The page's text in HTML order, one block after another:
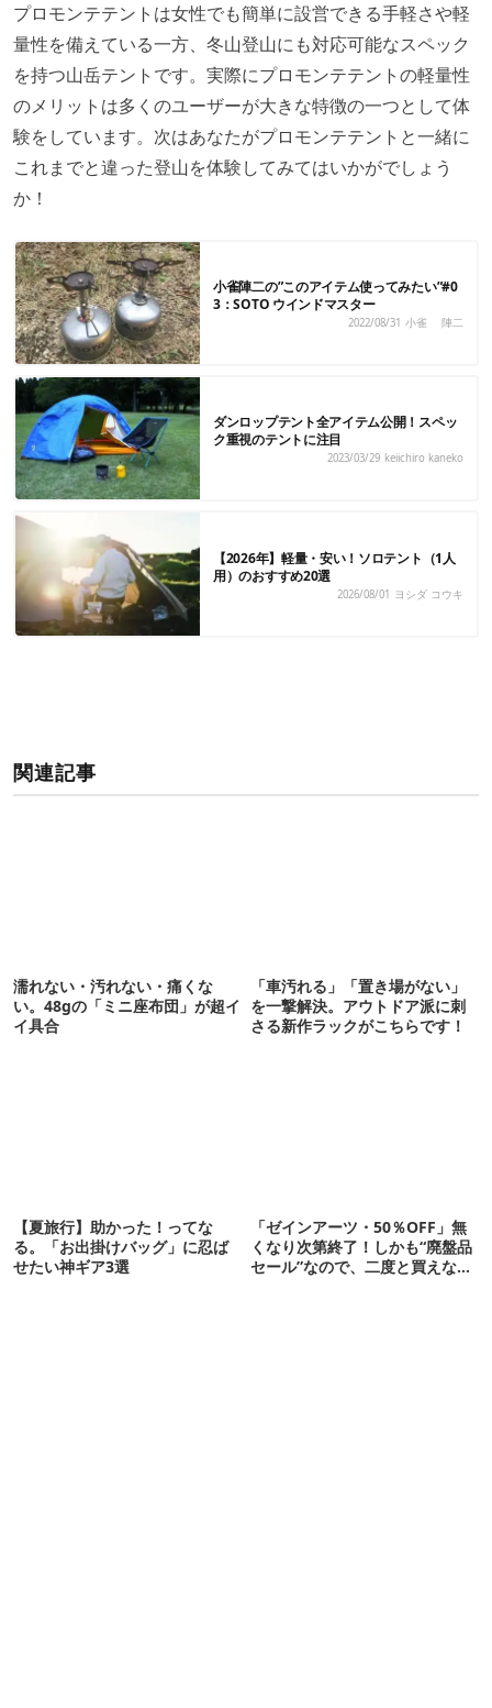
プロモンテテントは女性でも簡単に設営できる手軽さや軽
量性を備えている一方、冬山登山にも対応可能なスペック
を持つ山岳テントです。実際にプロモンテテントの軽量性
のメリットは多くのユーザーが大きな特徴の一つとして体
験をしています。次はあなたがプロモンテテントと一緒に
これまでと違った登山を体験してみてはいかがでしょう
か！
小雀陣二の”このアイテム使ってみたい”#0
3：SOTO ウインドマスター
2022/08/31 小雀 陣二
ダンロップテント全アイテム公開！スペッ
ク重視のテントに注目
2023/03/29 keiichiro kaneko
【2026年】軽量・安い！ソロテント（1人
用）のおすすめ20選
2026/08/01 ヨシダ コウキ
関連記事
濡れない・汚れない・痛くな
い。48gの「ミニ座布団」が超イ
イ具合
「車汚れる」「置き場がない」
を一撃解決。アウトドア派に刺
さる新作ラックがこちらです！
【夏旅行】助かった！ってな
る。「お出掛けバッグ」に忍ば
せたい神ギア3選
「ゼインアーツ・50％OFF」無
くなり次第終了！しかも“廃盤品
セール”なので、二度と買えない